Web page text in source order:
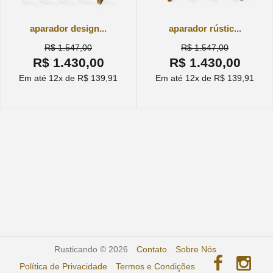
aparador design...
R$ 1.547,00
R$ 1.430,00
Em até 12x de R$ 139,91
aparador rústic...
R$ 1.547,00
R$ 1.430,00
Em até 12x de R$ 139,91
Rusticando © 2026 Contato
Sobre Nós
Política de Privacidade
Termos e Condições